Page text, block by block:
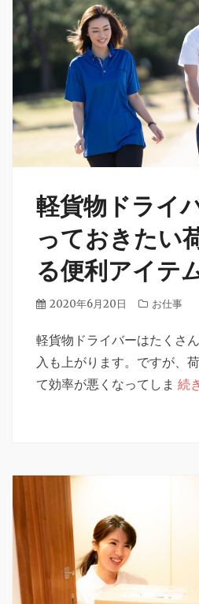
軽貨物ドライ
っておきたい
る便利アイテ
投
日
2020年6月20日
カ
ゴ
リ
お仕事
軽貨物ドライバーはたくさ
入も上がります。ですが、
て効率が悪くなってしま 続